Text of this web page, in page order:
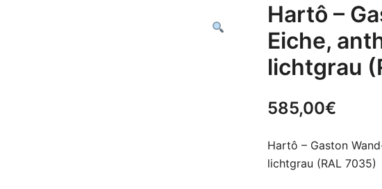
Hartô –
Eiche,
lichtgrau
585,00€
Hartô – Gaston
lichtgrau (RAL 7035)